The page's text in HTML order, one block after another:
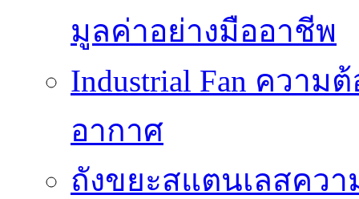
มูลค่าอย่างมืออาชีพ
Industrial Fan ควา
อากาศ
ถังขยะสแตนเลสคว